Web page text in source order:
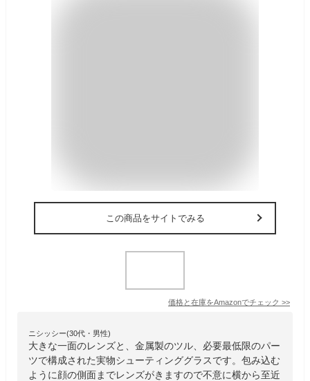
この商品をサイトでみる
価格と在庫をAmazonでチェック >>
ニシッシー(30代・男性)
大きな一面のレンズと、金属製のツル、必要最低限のパー
ツで構成された実物シューティンググラスです。包み込む
ように顔の側面までレンズがきますので不意に横から至近